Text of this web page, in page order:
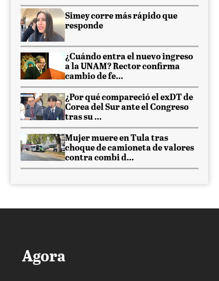
Simey corre más rápido que
responde
¿Cuándo entra el nuevo ingreso
a la UNAM? Rector confirma
cambio de fe...
¿Por qué compareció el exDT de
Corea del Sur ante el Congreso
tras su ...
Mujer muere en Tula tras
choque de camioneta de valores
contra combi d...
Agora